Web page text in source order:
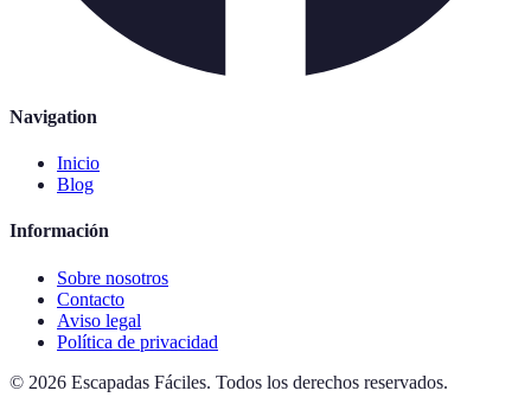
Navigation
Inicio
Blog
Información
Sobre nosotros
Contacto
Aviso legal
Política de privacidad
© 2026 Escapadas Fáciles. Todos los derechos reservados.